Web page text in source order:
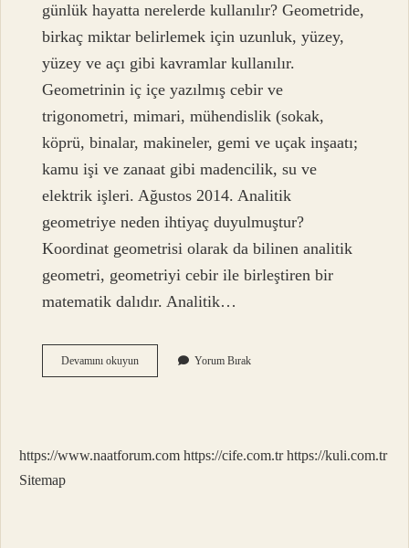
günlük hayatta nerelerde kullanılır? Geometride,
birkaç miktar belirlemek için uzunluk, yüzey,
yüzey ve açı gibi kavramlar kullanılır.
Geometrinin iç içe yazılmış cebir ve
trigonometri, mimari, mühendislik (sokak,
köprü, binalar, makineler, gemi ve uçak inşaatı;
kamu işi ve zanaat gibi madencilik, su ve
elektrik işleri. Ağustos 2014. Analitik
geometriye neden ihtiyaç duyulmuştur?
Koordinat geometrisi olarak da bilinen analitik
geometri, geometriyi cebir ile birleştiren bir
matematik dalıdır. Analitik…
Devamını okuyunAnalitik
Geometri
Yorum Bırak
https://www.naatforum.com https://cife.com.tr https://kuli.com.tr
Sitemap